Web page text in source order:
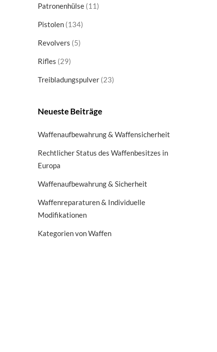
Patronenhülse 1111
Pistolen 134134
Revolvers 55
Rifles 2929
Treibladungspulver 2323
Neueste Beiträge
Waffenaufbewahrung & Waffensicherheit
Rechtlicher Status des Waffenbesitzes in
Europa
Waffenaufbewahrung & Sicherheit
Waffenreparaturen & Individuelle
Modifikationen
Kategorien von Waffen